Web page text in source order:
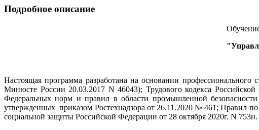
Подробное описание
Настоящая программа разработана на основании
Минюсте России 20.03.2017 N 46043); Трудового кодекса
Федеральных норм и правил в области промышленной
утвержденных приказом Ростехнадзора от 26.11.2020 № 461; Правил
социальной защиты Российской Федерации от 28 октября 2020г. N 753н.